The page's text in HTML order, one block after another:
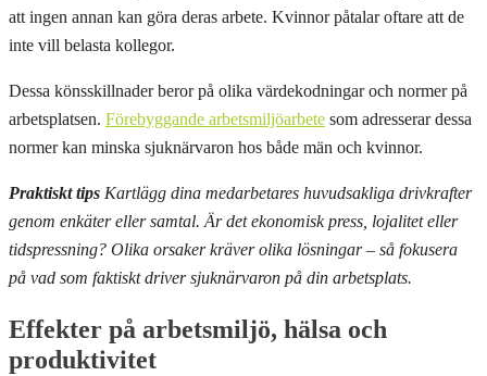
att ingen annan kan göra deras arbete. Kvinnor påtalar oftare att de
inte vill belasta kollegor.
Dessa könsskillnader beror på olika värdekodningar och normer på
arbetsplatsen. Förebyggande arbetsmiljöarbete som adresserar dessa
normer kan minska sjuknärvaron hos både män och kvinnor.
Praktiskt tips Kartlägg dina medarbetares huvudsakliga drivkrafter
genom enkäter eller samtal. Är det ekonomisk press, lojalitet eller
tidspressning? Olika orsaker kräver olika lösningar – så fokusera
på vad som faktiskt driver sjuknärvaron på din arbetsplats.
Effekter på arbetsmiljö, hälsa och
produktivitet